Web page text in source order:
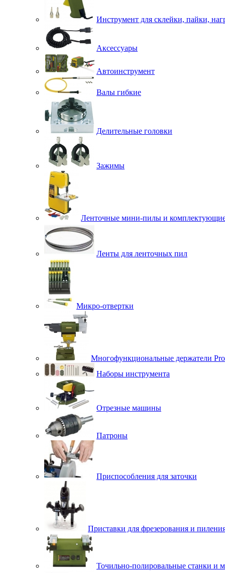
Инструмент для склейки, пайки,
Аксессуары
Автоинструмент
Валы гибкие
Делительные головки
Зажимы
Ленточные мини-пилы и
Ленты для ленточных пил
Микро-отвертки
Многофункциональные держатели
Наборы инструмента
Отрезные машины
Патроны
Приспособления для заточки
Приставки для фрезерования и
Точильно-полировальные станки и